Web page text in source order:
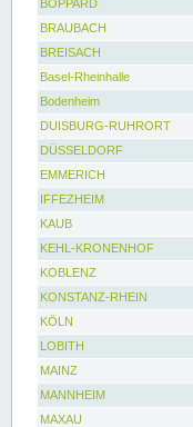
BOPPARD
BRAUBACH
BREISACH
Basel-Rheinhalle
Bodenheim
DUISBURG-RUHRORT
DÜSSELDORF
EMMERICH
IFFEZHEIM
KAUB
KEHL-KRONENHOF
KOBLENZ
KONSTANZ-RHEIN
KÖLN
LOBITH
MAINZ
MANNHEIM
MAXAU